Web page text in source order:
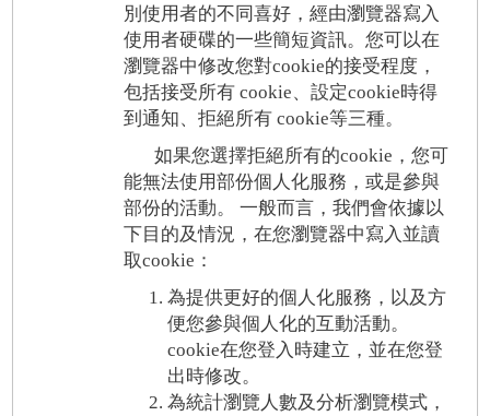
別使用者的不同喜好，經由瀏覽器寫入
使用者硬碟的一些簡短資訊。您可以在
瀏覽器中修改您對cookie的接受程度，
包括接受所有 cookie、設定cookie時得
到通知、拒絕所有 cookie等三種。
如果您選擇拒絕所有的cookie，您可
能無法使用部份個人化服務，或是參與
部份的活動。 一般而言，我們會依據以
下目的及情況，在您瀏覽器中寫入並讀
取cookie：
為提供更好的個人化服務，以及方
便您參與個人化的互動活動。
cookie在您登入時建立，並在您登
出時修改。
為統計瀏覽人數及分析瀏覽模式，